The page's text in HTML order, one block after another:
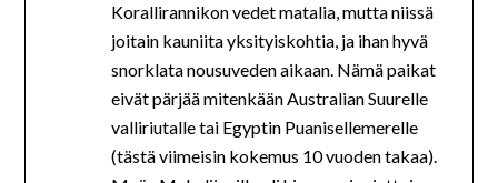
Korallirannikon vedet matalia, mutta niissä
joitain kauniita yksityiskohtia, ja ihan hyvä
snorklata nousuveden aikaan. Nämä paikat
eivät pärjää mitenkään Australian Suurelle
valliriutalle tai Egyptin Puanisellemerelle
(tästä viimeisin kokemus 10 vuoden takaa).